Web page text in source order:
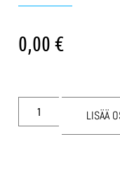
0,00€
LISÄÄ